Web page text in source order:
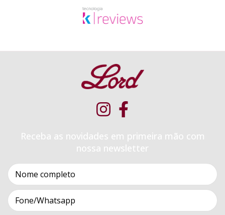
Receba as novidades em primeira mão com
nossa newsletter